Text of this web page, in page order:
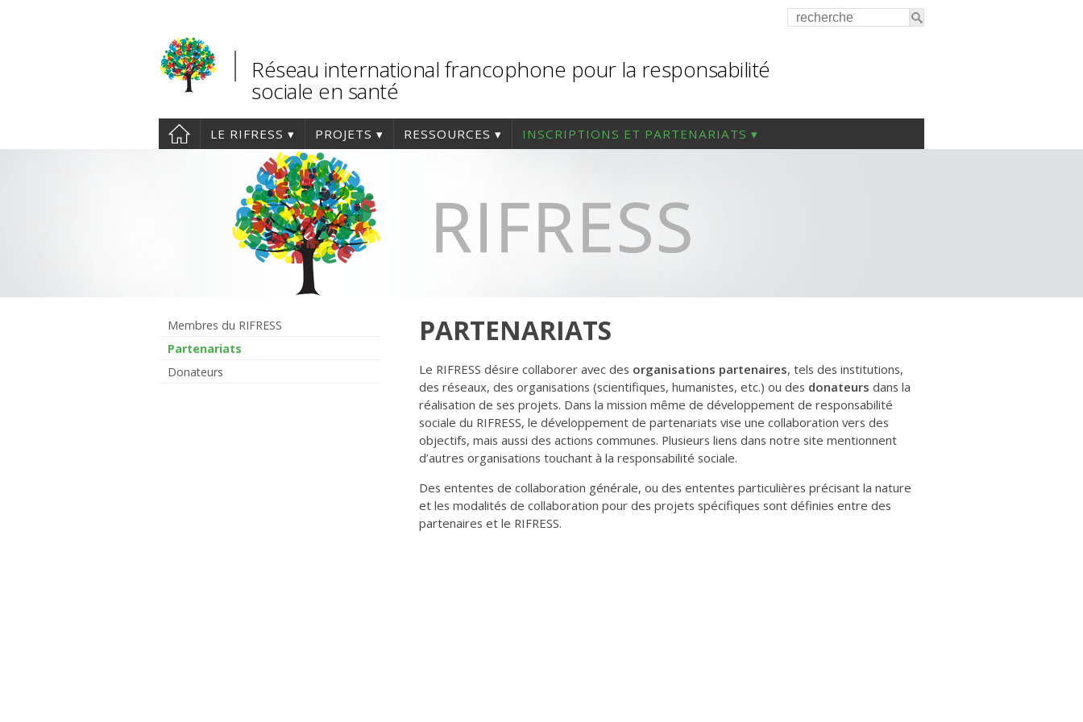
Réseau international francophone pour la responsabilité
sociale en santé
LE RIFRESS PROJETS RESSOURCES INSCRIPTIONS ET PARTENARIATS
Membres du RIFRESS
Partenariats
Donateurs
PARTENARIATS
Le RIFRESS désire collaborer avec des organisations partenaires, tels des institutions,
des réseaux, des organisations (scientifiques, humanistes, etc.) ou des donateurs dans la
réalisation de ses projets. Dans la mission même de développement de responsabilité
sociale du RIFRESS, le développement de partenariats vise une collaboration vers des
objectifs, mais aussi des actions communes. Plusieurs liens dans notre site mentionnent
d’autres organisations touchant à la responsabilité sociale.
Des ententes de collaboration générale, ou des ententes particulières précisant la nature
et les modalités de collaboration pour des projets spécifiques sont définies entre des
partenaires et le RIFRESS.